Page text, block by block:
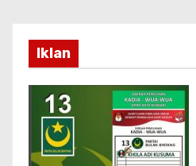
Iklan